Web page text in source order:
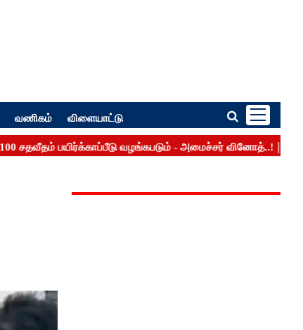
வணிகம் விளையாட்டு